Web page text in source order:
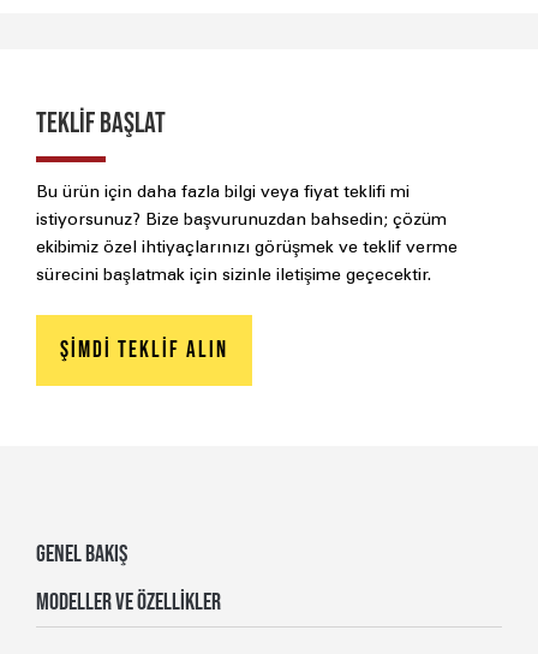
TEKLİF BAŞLAT
Bu ürün için daha fazla bilgi veya fiyat teklifi mi
istiyorsunuz? Bize başvurunuzdan bahsedin; çözüm
ekibimiz özel ihtiyaçlarınızı görüşmek ve teklif verme
sürecini başlatmak için sizinle iletişime geçecektir.
Şimdi Teklif Alın
GENEL BAKIŞ
MODELLER VE ÖZELLİKLER